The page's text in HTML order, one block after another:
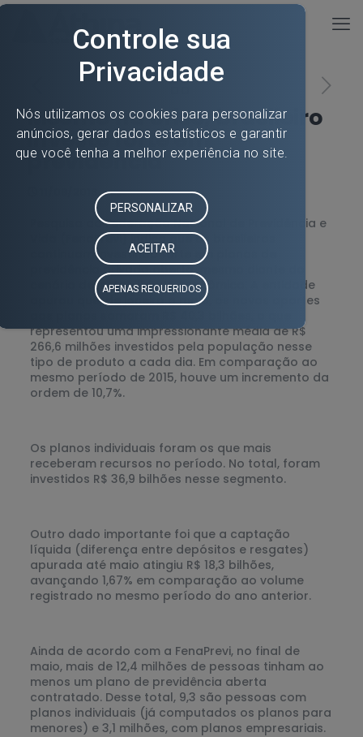
Mesmo na crise, brasileiro
investe forte em
previdência
Pesquisa da Federação Nacional de Previdência e
Vida (FenaPrevi) indica que os brasileiros
continuam investindo forte em planos de
previdência privada aberta, mesmo diante do
cenário de instabilidade econômica. A entidade
apurou que, de janeiro a maio, os novos aportes
representou uma impressionante média de R$
266,6 milhões investidos pela população nesse
tipo de produto a cada dia. Em comparação ao
mesmo período de 2015, houve um incremento da
ordem de 10,7%.
Os planos individuais foram os que mais
receberam recursos no período. No total, foram
investidos R$ 36,9 bilhões nesse segmento.
Outro dado importante foi que a captação
líquida (diferença entre depósitos e resgates)
apurada até maio atingiu R$ 18,3 bilhões,
avançando 1,67% em comparação ao volume
registrado no mesmo período do ano anterior.
Ainda de acordo com a FenaPrevi, no final de
maio, mais de 12,4 milhões de pessoas tinham ao
menos um plano de previdência aberta
contratado. Desse total, 9,3 são pessoas com
planos individuais (já computados os planos para
menores) e 3,1 milhões, com planos empresariais.